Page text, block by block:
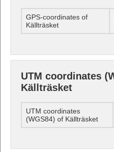
GPS-coordinates of
Källträsket
UTM coordinates
Källträsket
UTM coordinates
(WGS84) of Källträsket